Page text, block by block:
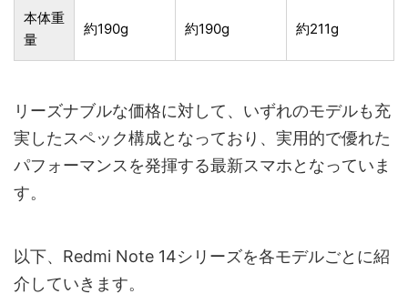
本体重
量
約190g 約190g 約211g
リーズナブルな価格に対して、いずれのモデルも充
実したスペック構成となっており、実用的で優れた
パフォーマンスを発揮する最新スマホとなっていま
す。
以下、Redmi Note 14シリーズを各モデルごとに紹
介していきます。